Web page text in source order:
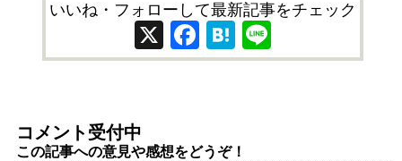
いいね・フォローして最新記事をチェック
X Facebook
Hatena
コメント受付中
この記事への意見や感想をどうぞ！